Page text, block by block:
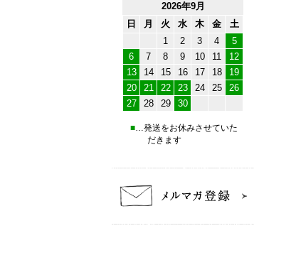
2026年9月
日
月 火 水 木 金
土
1
2 3 4
5
6
7 8 9 10 11
12
13
14 15 16 17 18
19
20
21 22 23 24 25
26
27
28 29 30
■…発送をお休みさせていた
だきます